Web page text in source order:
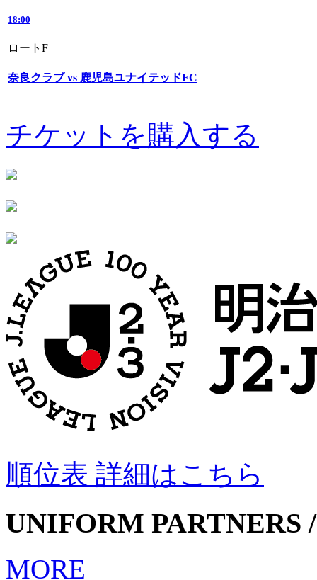
18:00
ロートF
奈良クラブ vs 鹿児島ユナイテッドFC
チケットを購入する
順位表 詳細はこちら
UNIFORM PARTNERS
MORE